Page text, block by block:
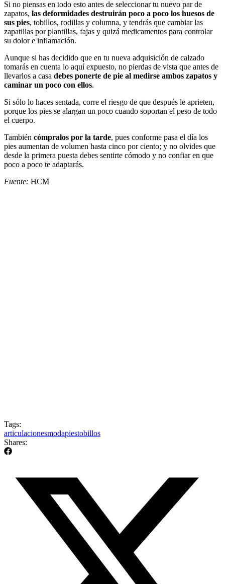
Si no piensas en todo esto antes de seleccionar tu nuevo par de
zapatos, las deformidades destruirán poco a poco los huesos de
sus pies, tobillos, rodillas y columna, y tendrás que cambiar las
zapatillas por plantillas, fajas y quizá medicamentos para controlar
su dolor e inflamación.
Aunque si has decidido que en tu nueva adquisición de calzado
tomarás en cuenta lo aquí expuesto, no pierdas de vista que antes de
llevarlos a casa debes ponerte de pie al medirse ambos zapatos y
caminar un poco con ellos.
Si sólo lo haces sentada, corre el riesgo de que después le aprieten,
porque los pies se alargan un poco cuando soportan el peso de todo
el cuerpo.
También cómpralos por la tarde, pues conforme pasa el día los
pies aumentan de volumen hasta cinco por ciento; y no olvides que
desde la primera puesta debes sentirte cómodo y no confiar en que
poco a poco te adaptarás.
Fuente: HCM
Tags:
articulacionesmodapiestobillos
Shares: